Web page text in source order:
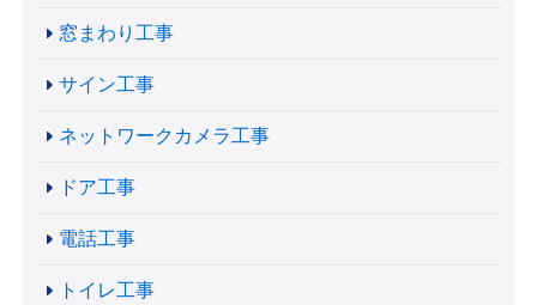
窓まわり工事
サイン工事
ネットワークカメラ工事
ドア工事
電話工事
トイレ工事